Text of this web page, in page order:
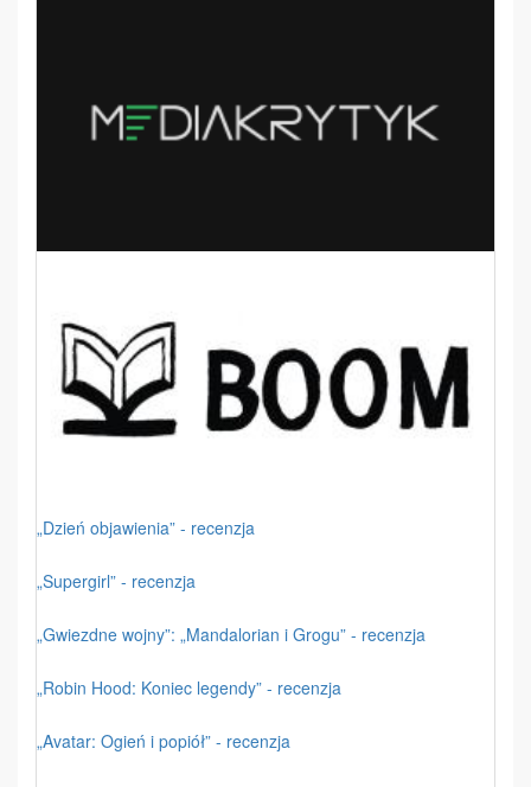
„Dzień objawienia” - recenzja
„Supergirl” - recenzja
„Gwiezdne wojny”: „Mandalorian i Grogu” - recenzja
„Robin Hood: Koniec legendy” - recenzja
„Avatar: Ogień i popiół” - recenzja